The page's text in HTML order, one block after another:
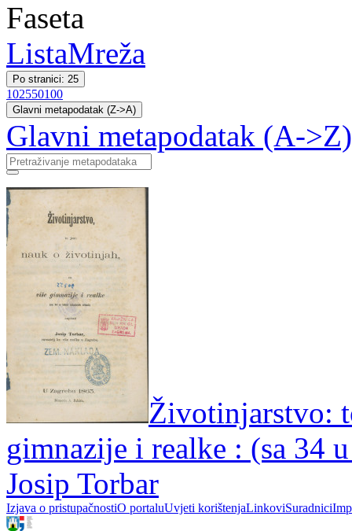
Faseta
ListaMreža
Po stranici: 25
102550100
Glavni metapodatak (Z->A)
Glavni metapodatak (A->Z)
Životinjarstvo:
gimnazije i realke : (sa 34
Josip Torbar
Izjava o pristupačnostiO portaluUvjeti korištenjaLinkoviSuradnici